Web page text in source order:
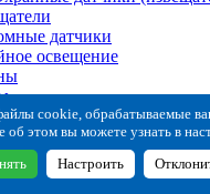
датчики
освещение
сбора извещений
и монтажные
коммутационные
для
cookie, обрабатываемые
об этом вы можете узнать в
Настроить